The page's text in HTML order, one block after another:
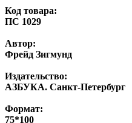
Код товара:
ПС 1029
Автор:
Фрейд Зигмунд
Издательство:
АЗБУКА. Санкт-Петербург
Формат:
75*100